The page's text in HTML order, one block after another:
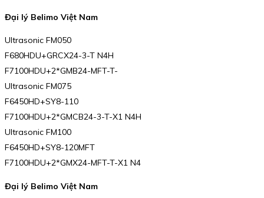
Đại lý Belimo Việt Nam
Ultrasonic FM050
F680HDU+GRCX24-3-T N4H
F7100HDU+2*GMB24-MFT-T-
Ultrasonic FM075
F6450HD+SY8-110
F7100HDU+2*GMCB24-3-T-X1 N4H
Ultrasonic FM100
F6450HD+SY8-120MFT
F7100HDU+2*GMX24-MFT-T-X1 N4
Đại lý Belimo Việt Nam